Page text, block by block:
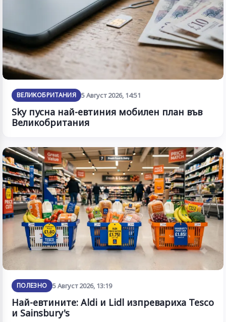
ВЕЛИКОБРИТАНИЯ 5 Август 2026, 14:51
Sky пусна най-евтиния мобилен план във
Великобритания
ПОЛЕЗНО 5 Август 2026, 13:19
Най-евтините: Aldi и Lidl изпревариха Tesco
и Sainsbury's